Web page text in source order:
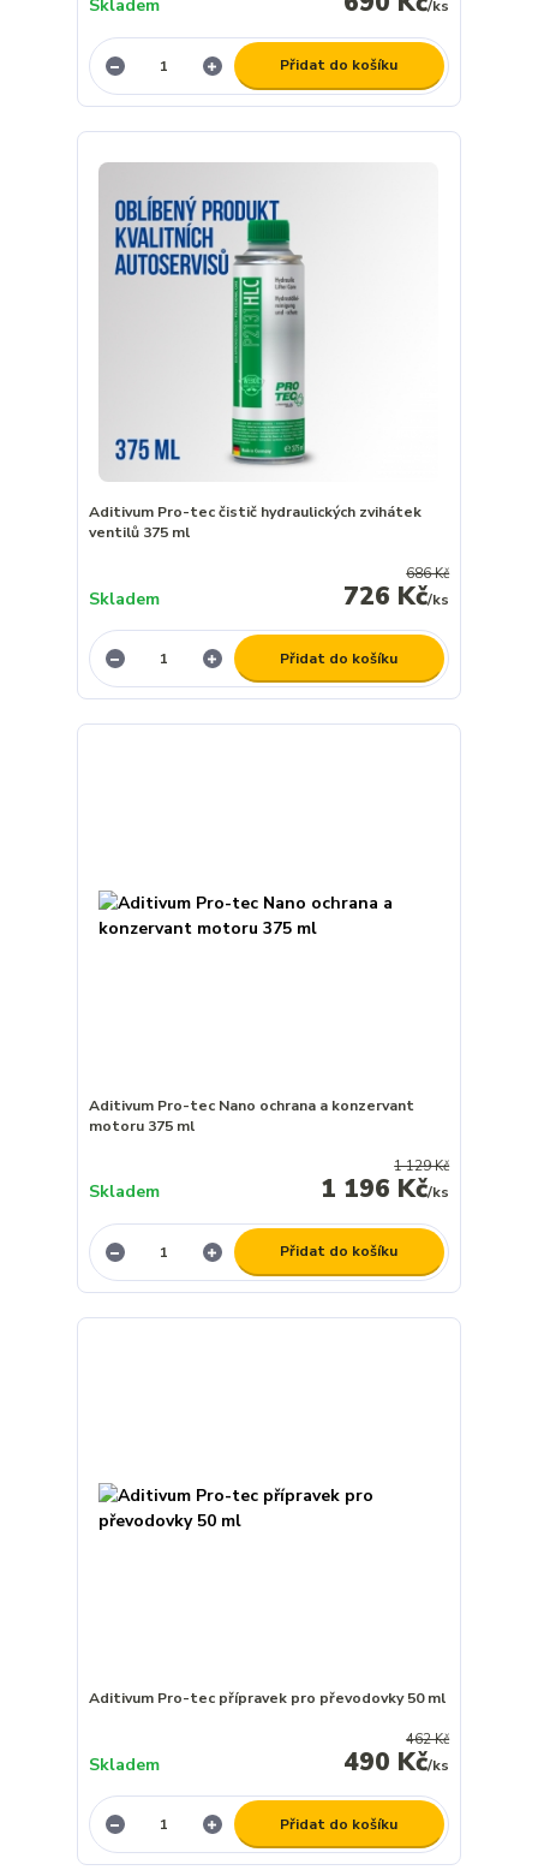
/ks
Skladem
Přidat do košíku
Aditivum Pro-tec čistič hydraulických zvihátek
ventilů 375 ml
686 Kč
726 Kč/ks
Skladem
Přidat do košíku
Aditivum Pro-tec Nano ochrana a konzervant
motoru 375 ml
1 129 Kč
1 196 Kč/ks
Skladem
Přidat do košíku
Aditivum Pro-tec přípravek pro převodovky 50 ml
462 Kč
490 Kč/ks
Skladem
Přidat do košíku